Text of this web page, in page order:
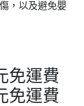
，以及避免嬰
免運費
免運費